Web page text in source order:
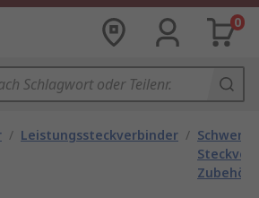
0
/ Leistungssteckverbinder / Schwere
Zubehör